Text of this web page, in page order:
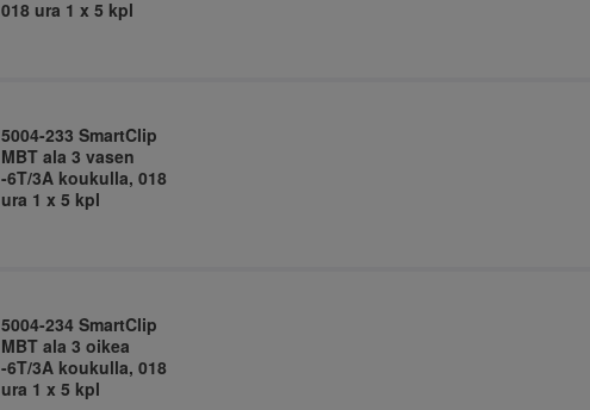
018 ura 1 x 5 kpl
5004-233 SmartClip
MBT ala 3 vasen
-6T/3A koukulla, 018
ura 1 x 5 kpl
5004-234 SmartClip
MBT ala 3 oikea
-6T/3A koukulla, 018
ura 1 x 5 kpl